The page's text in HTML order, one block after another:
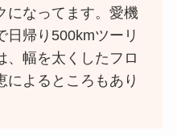
になってます。愛機
日帰り500kmツーリ
、幅を太くしたフロ
によるところもあり